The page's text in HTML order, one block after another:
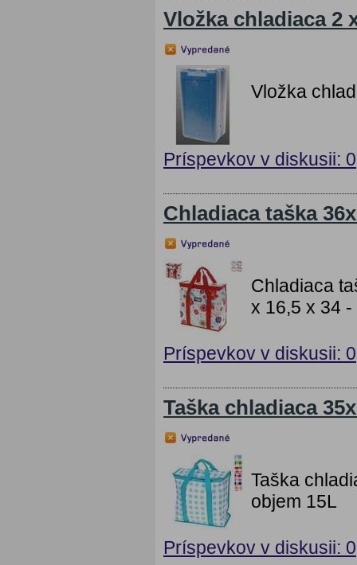
Vložka chladiaca 2
Vložka
Príspevkov v diskusii: 0
Chladiaca taška
Chladiaca
x 16,5 x 34
Príspevkov v diskusii: 0
Taška chladiaca
Taška
objem 15L
Príspevkov v diskusii: 0